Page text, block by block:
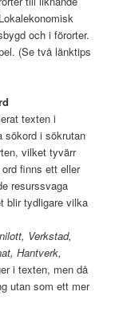
och i förorter.
(Se två länktips
texten i
sökord i sökrutan
vilket tyvärr
finns ett eller
resurssvaga
blir tydligare vilka
Verkstad,
Hantverk,
i texten, men då
utan som ett mer